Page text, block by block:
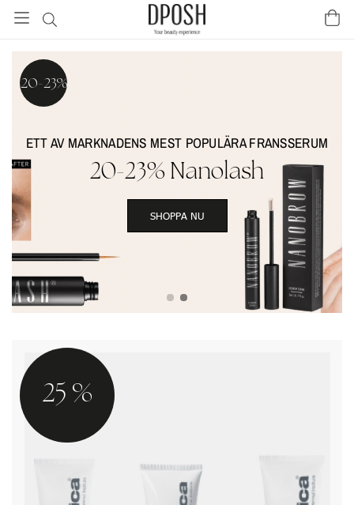
20-23%
ETT AV MARKNADENS MEST POPULÄRA FRANSSERUM
20-23% Nanolash
SHOPPA NU
25 %